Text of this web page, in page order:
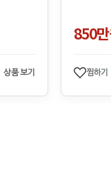
상품 보기
850
찜하기